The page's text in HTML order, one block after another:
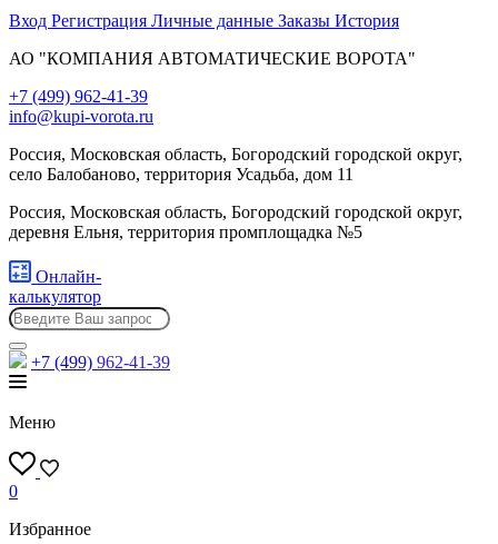
Вход Регистрация Личные данные Заказы История
АО "КОМПАНИЯ АВТОМАТИЧЕСКИЕ ВОРОТА"
+7 (499) 962-41-39
info@kupi-vorota.ru
Россия, Московская область, Богородский городской округ,
село Балобаново, территория Усадьба, дом 11
Россия, Московская область, Богородский городской округ,
деревня Ельня, территория промплощадка №5
Онлайн-
калькулятор
+7 (499) 962-41-39
Меню
0
Избранное